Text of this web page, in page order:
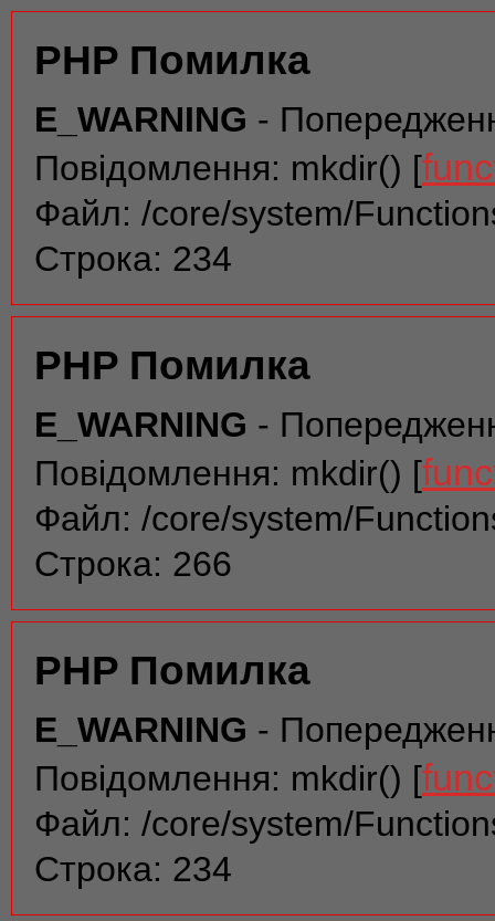
PHP Помилка
E_WARNING -
Повідомлення: mkdir() [
Файл: /core/system/
Строка: 234
PHP Помилка
E_WARNING -
Повідомлення: mkdir() [
Файл: /core/system/
Строка: 266
PHP Помилка
E_WARNING -
Повідомлення: mkdir() [
Файл: /core/system/
Строка: 234